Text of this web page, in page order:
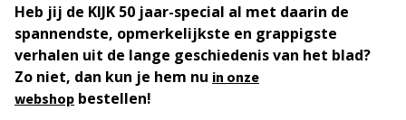
Heb jij de KIJK 50 jaar-special al met daarin de
spannendste, opmerkelijkste en grappigste
verhalen uit de lange geschiedenis van het blad?
Zo niet, dan kun je hem nu in onze
webshop bestellen!